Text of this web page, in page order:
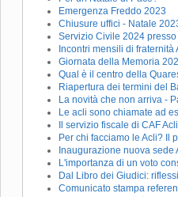
Emergenza Freddo 2023
Chiusure uffici - Natale
Servizio Civile 2024
Incontri mensili di fraternità
Giornata della Memoria
Qual è il centro della
Riapertura dei termini del
La novità che non arriva -
Le acli sono chiamate ad
Il servizio fiscale di CAF
Per chi facciamo le Acli? Il
Inaugurazione nuova
L'importanza di un voto
Dal Libro dei Giudici:
Comunicato stampa